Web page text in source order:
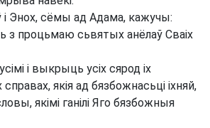
і Энох, сёмы ад Адама, кажучы:
з процьмаю сьвятых анёлаў Сваіх
і выкрыць усіх сярод іх
якія ад бязбожнасьці іхняй,
якімі ганілі Яго бязбожныя